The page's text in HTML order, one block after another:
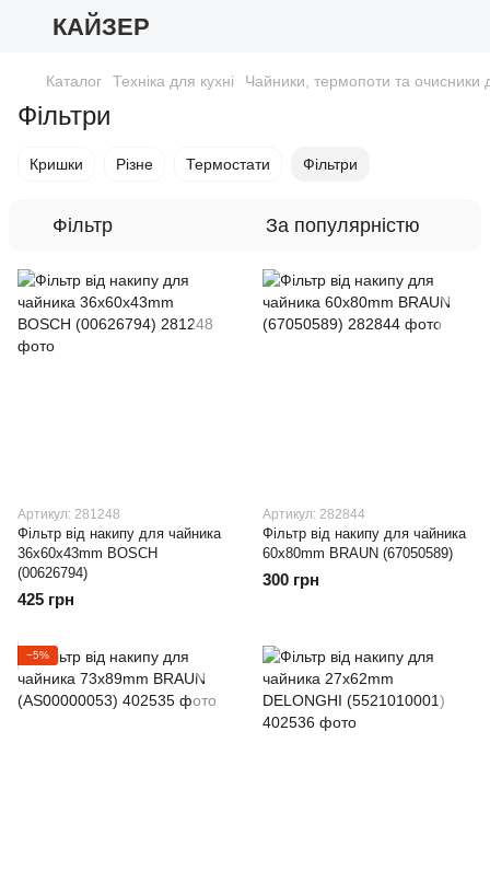
КАЙЗЕР
Каталог Техніка для кухні Чайники, термопоти та очисники
Фільтри
Кришки Різне Термостати Фільтри
Фільтр За популярністю
Артикул: 281248
Фільтр від накипу для чайника
36x60x43mm BOSCH
(00626794)
425 грн
Артикул: 282844
Фільтр від накипу для чайника
60x80mm BRAUN (67050589)
300 грн
−5%